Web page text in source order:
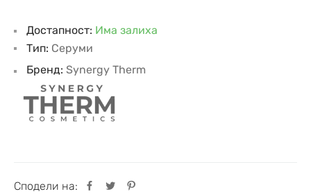
Достапност: Има залиха
Сподели на:
Тип: Серуми
Бренд: Synergy Therm